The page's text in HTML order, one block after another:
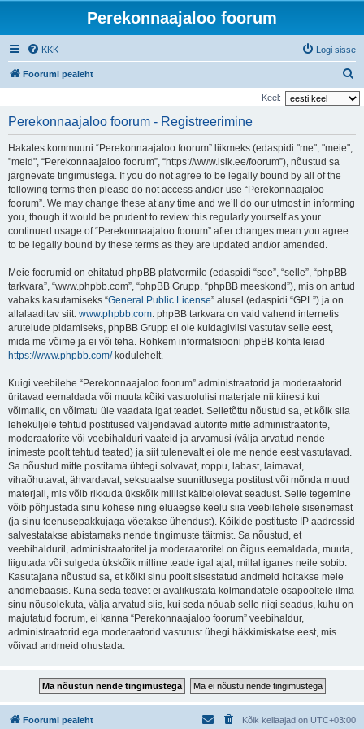
Perekonnaajaloo foorum
KKK Logi sisse
Foorumi pealeht
t
Keel:
Perekonnaajaloo foorum - Registreerimine
Hakates kommuuni “Perekonnaajaloo foorum” liikmeks (edaspidi "me", "meie",
"meid", “Perekonnaajaloo foorum”, “https://www.isik.ee/foorum”), nõustud sa
järgnevate tingimustega. If you do not agree to be legally bound by all of the
following terms then please do not access and/or use “Perekonnaajaloo
foorum”. We may change these at any time and we’ll do our utmost in informing
you, though it would be prudent to review this regularly yourself as your
continued usage of “Perekonnaajaloo foorum” after changes mean you agree
to be legally bound by these terms as they are updated and/or amended.
Meie foorumid on ehitatud phpBB platvormile (edaspidi “see”, “selle”, “phpBB
tarkvara”, “www.phpbb.com”, “phpBB Grupp, “phpBB meeskond”), mis on antud
vabaks kasutamiseks “General Public License” alusel (edaspidi “GPL”) ja on
allalaaditav siit: www.phpbb.com. phpBB tarkvara on vaid vahend internetis
arutelude pidamiseks, phpBB Grupp ei ole kuidagiviisi vastutav selle eest,
mida me võime ja ei või teha. Rohkem informatsiooni phpBB kohta leiad
https://www.phpbb.com/kodulehelt.
Kuigi veebilehe “Perekonnaajaloo foorum” administraatorid ja moderaatorid
üritavad eemaldada või muuta kõiki vastuolulisi materjale nii kiiresti kui
võimalik, on võimatu üle vaadata igat teadet. Selletõttu nõustud sa, et kõik siia
leheküljele tehtud postitused väljendavad autorite mitte administraatorite,
moderaatorite või veebihalduri vaateid ja arvamusi (välja arvatud nende
inimeste poolt tehtud teated) ja siit tulenevalt ei ole me nende eest vastutavad.
Sa nõustud mitte postitama ühtegi solvavat, roppu, labast, laimavat,
vihaõhutavat, ähvardavat, seksuaalse suunitlusega postitust või mõnda muud
materjali, mis võib rikkuda ükskõik millist käibelolevat seadust. Selle tegemine
võib põhjustada sinu kohese ning eluaegse keelu siia veebilehele sisenemast
(ja sinu teenusepakkujaga võetakse ühendust). Kõikide postituste IP aadressid
salvestatakse abistamaks nende tingimuste täitmist. Sa nõustud, et
veebihalduril, administraatoritel ja moderaatoritel on õigus eemaldada, muuta,
liigutada või sulgeda ükskõik milline teade igal ajal, millal iganes neile sobib.
Kasutajana nõustud sa, et kõiki sinu poolt sisestatud andmeid hoitakse meie
andmebaasis. Kuna seda teavet ei avalikustata kolmandatele osapooltele ilma
sinu nõusolekuta, välja arvatud siis, kui seda nõuab selle riigi seadus, kuhu on
majutatud foorum, ei kanna “Perekonnaajaloo foorum” veebihaldur,
administraatorid ega moderaatorid vastutust ühegi häkkimiskatse eest, mis
võivad andmeid ohustada.
Foorumi pealeht Kõik kellaajad on UTC+03:00